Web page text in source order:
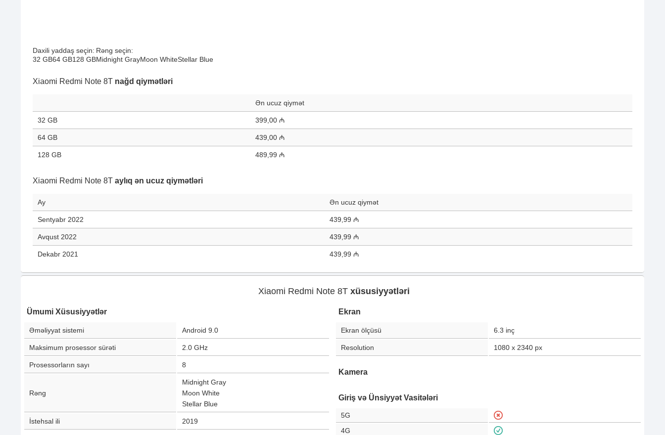
Daxili yaddaş seçin:
32 GB64 GB128 GB
Rəng seçin:
Midnight GrayMoon WhiteStellar Blue
Xiaomi Redmi Note 8T nağd qiymətləri
Ən ucuz qiymət
32 GB 399,00 ₼
64 GB 439,00 ₼
128 GB 489,99 ₼
Xiaomi Redmi Note 8T aylıq ən ucuz qiymətləri
Ay Ən ucuz qiymət
Sentyabr 2022 439,99 ₼
Avqust 2022 439,99 ₼
Dekabr 2021 439,99 ₼
Xiaomi Redmi Note 8T xüsusiyyətləri
Ümumi Xüsusiyyətlər
Əməliyyat sistemi Android 9.0
Maksimum prosessor sürəti 2.0 GHz
Prosessorların sayı 8
Rəng
Midnight Gray
Moon White
Stellar Blue
İstehsal ili 2019
Ekran
Ekran ölçüsü 6.3 inç
Resolution 1080 x 2340 px
Kamera
Giriş və Ünsiyyət Vasitələri
5G
4G